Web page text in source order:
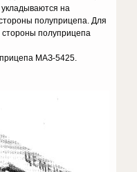
на
полуприцепа. Для
стороны полуприцепа
МАЗ-5425.